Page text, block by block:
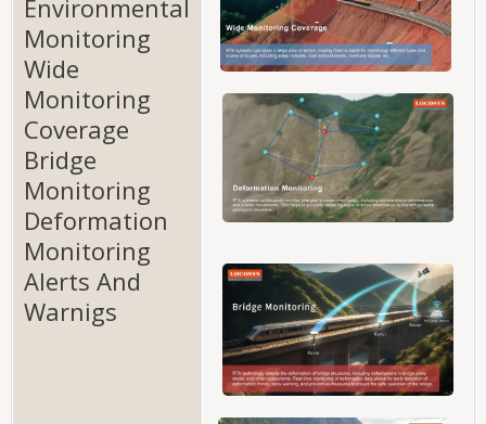
Environmental
Monitoring
Wide
Monitoring
Coverage
Bridge
Monitoring
Deformation
Monitoring
Alerts And
Warnigs